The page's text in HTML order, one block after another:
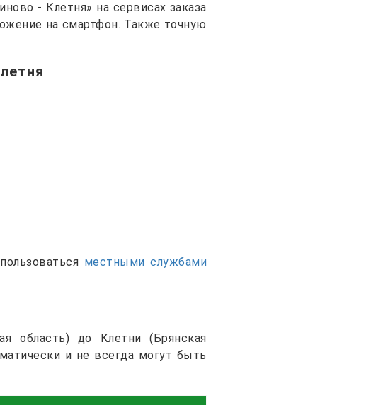
- Клетня» на сервисах заказа
на смартфон. Также точную
местными службами
область) до Клетни (Брянская
и не всегда могут быть